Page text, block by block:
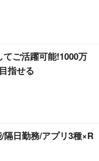
ご活躍可能!1000万
指せる
日勤務/アプリ3種×R